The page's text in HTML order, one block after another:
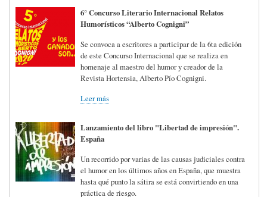
6° Concurso Literario Internacional Relatos
Humorísticos “Alberto Cognigni”
Se convoca a escritores a participar de la 6ta edición
de este Concurso Internacional que se realiza en
homenaje al maestro del humor y creador de la
Revista Hortensia, Alberto Pío Cognigni.
Leer más
Lanzamiento del libro "Libertad de impresión".
España
Un recorrido por varias de las causas judiciales contra
el humor en los últimos años en España, que muestra
hasta qué punto la sátira se está convirtiendo en una
práctica de riesgo.